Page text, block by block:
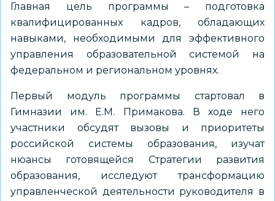
Главная цель программы – подготовка
квалифицированных кадров, обладающих
навыками, необходимыми для эффективного
управления образовательной системой на
федеральном и региональном уровнях.
Первый модуль программы стартовал в
Гимназии им. Е.М. Примакова. В ходе него
участники обсудят вызовы и приоритеты
российской системы образования, изучат
нюансы готовящейся Стратегии развития
образования, исследуют трансформацию
управленческой деятельности руководителя в